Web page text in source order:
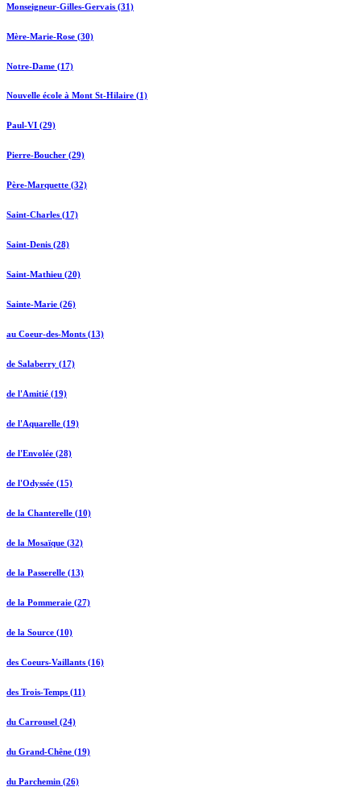
Monseigneur-Gilles-Gervais (31)
Mère-Marie-Rose (30)
Notre-Dame (17)
Nouvelle école à Mont St-Hilaire (1)
Paul-VI (29)
Pierre-Boucher (29)
Père-Marquette (32)
Saint-Charles (17)
Saint-Denis (28)
Saint-Mathieu (20)
Sainte-Marie (26)
au Coeur-des-Monts (13)
de Salaberry (17)
de l'Amitié (19)
de l'Aquarelle (19)
de l'Envolée (28)
de l'Odyssée (15)
de la Chanterelle (10)
de la Mosaïque (32)
de la Passerelle (13)
de la Pommeraie (27)
de la Source (10)
des Coeurs-Vaillants (16)
des Trois-Temps (11)
du Carrousel (24)
du Grand-Chêne (19)
du Parchemin (26)